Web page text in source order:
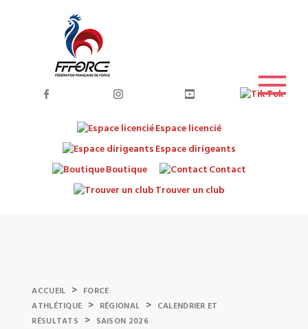
Espace licencié
Espace dirigeants
Boutique
Contact
Trouver un club
ACCUEIL > FORCE
ATHLÉTIQUE > RÉGIONAL > CALENDRIER ET
RÉSULTATS
> SAISON 2026